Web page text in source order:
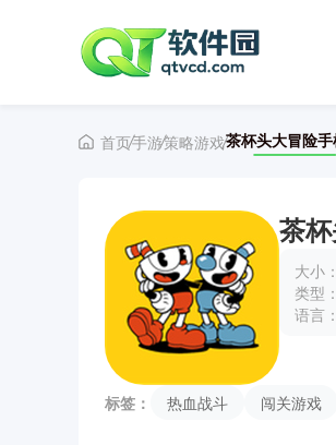
首页手游策略游戏茶杯头大冒险
茶
大小：
类型：
语言：
标签： 热血战斗 闯关游戏